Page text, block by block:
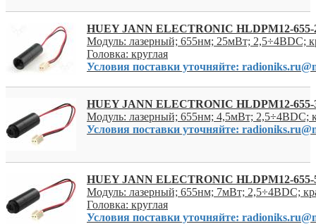
HUEY JANN ELECTRONIC HLDPM12-655-
Модуль: лазерный; 655нм; 25мВт; 2,5÷4ВDC;
Головка: круглая
Условия поставки уточняйте:
HUEY JANN ELECTRONIC HLDPM12-655-
Модуль: лазерный; 655нм; 4,5мВт; 2,5÷4ВDC;
Условия поставки уточняйте:
HUEY JANN ELECTRONIC HLDPM12-655-
Модуль: лазерный; 655нм; 7мВт; 2,5÷4ВDC;
Головка: круглая
Условия поставки уточняйте: